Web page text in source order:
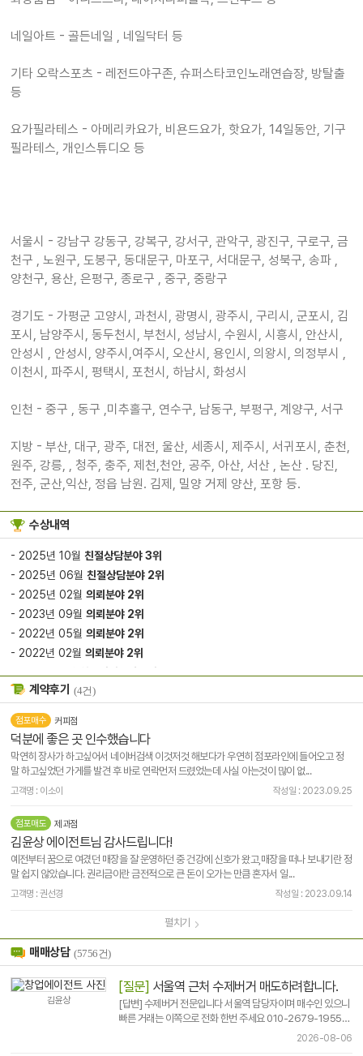
네일아트 - 골든네일 , 네일닥터 등
기타 오락스포츠 - 레전드야구존, 슈퍼스타코인노래연습장, 방탈출
등
요가필라테스 - 아메리카요가, 비욘드요가, 핫요가, 14일동안, 기구
필라테스, 개인스튜디오 등
서울시 - 강남구 강동구, 강복구, 강서구, 관악구, 광진구, 구로구, 금
천구 , 노원구, 도봉구, 동대문구, 마포구, 서대문구, 성북구, 송파 ,
양천구, 용산, 은평구, 종로구 , 중구, 중랑구
경기도 - 가평군 고양시, 과천시, 광명시, 광주시, 구리시, 군포시, 김
포시, 남양주시, 동두천시, 부천시, 성남시, 수원시, 시흥시, 안산시,
안성시 , 안성시, 양주시,여주시, 오산시, 용인시, 의왕시, 의정부시 ,
이천시, 파주시, 평택시, 포천시, 하남시, 화성시
인천 - 중구 , 동구 ,미추홀구, 연수구, 남동구, 부평구, 계양구, 서구
지방 - 부산, 대구, 광주, 대전, 울산, 세종시, 제주시, 서귀포시, 춘천,
원주, 강릉, , 청주, 충주, 제천,천안, 공주, 아산, 서산 , 논산 . 당진,
전주, 군산,익산, 정읍 남원. 김제, 밀양 거제 양산, 포항 등.
수상내역
- 2025년 10월친절상담분야 3위
- 2025년 06월친절상담분야 2위
- 2025년 02월의뢰분야 2위
- 2023년 09월의뢰분야 2위
- 2022년 05월의뢰분야 2위
- 2022년 02월의뢰분야 2위
- 2021년 11월친절상담분야 3위
계약후기 (4건)
점포매수 커피점
덕분에 좋은 곳 인수했습니다
막연히 장사가 하고싶어서 네이버검색 이것저것 해보다가 우연히 점포라인에 들어오고 정
말 하고싶었던 가게를 발견 후 바로 연락먼저 드렸었는데 사실 아는것이 많이 없...
고객명 : 이소이 작성일 : 2023.09.25
점포매도 제과점
김윤상 에이전트님 감사드립니다!
예전부터 꿈으로 여겼던 매장을 잘 운영하던 중 건강에 신호가 왔고,매장을 떠나 보내기란 정
말 쉽지 않았습니다. 권리금이란 금전적으로 큰 돈이 오가는 만큼 혼자서 일...
고객명 : 권선경 작성일 : 2023.09.14
펼치기
매매상담 (5756건)
김윤상
[질문] 서울역 근처 수제버거 매도하려합니다.
[답변] 수제버거 전문입니다 서울역 담당자이며 매수인 있으니
빠른 거래는 이쪽으로 전화 한번 주세요 010-2679-1955🔥
2026-08-06